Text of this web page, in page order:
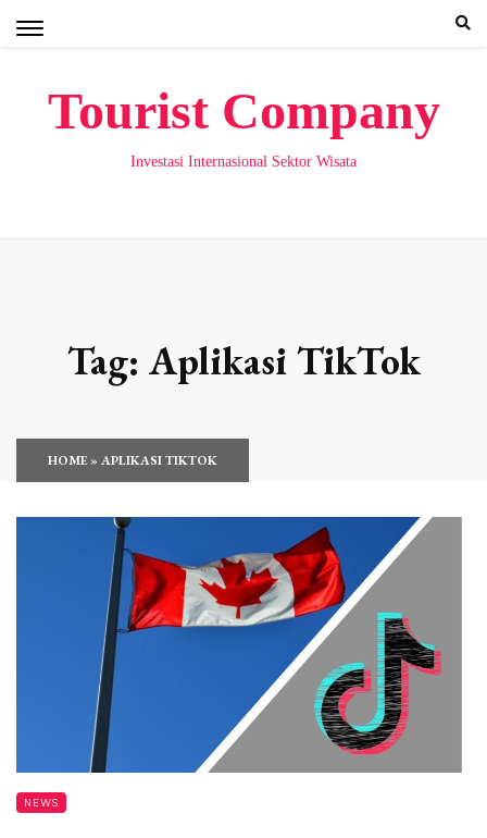
Tourist Company
Investasi Internasional Sektor Wisata
Tag: Aplikasi TikTok
HOME»APLIKASI TIKTOK
NEWS